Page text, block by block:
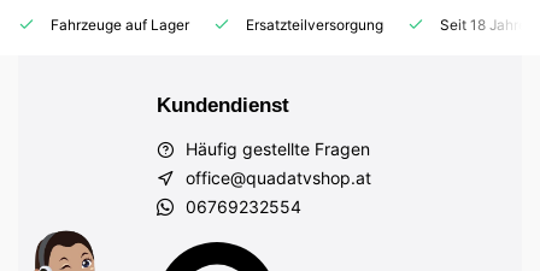
Fahrzeuge auf Lager Ersatzteilversorgung Seit 18
Kundendienst
Häufig gestellte Fragen
office@quadatvshop.at
06769232554